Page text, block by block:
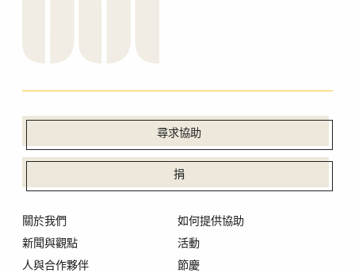
尋求協助
捐
關於我們
新聞與觀點
人與合作夥伴
如何提供協助
活動
節慶